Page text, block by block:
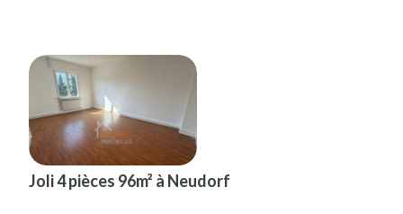
Joli 4 pièces 96m² à Neudorf